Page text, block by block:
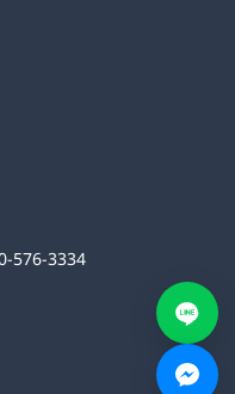
576-3334